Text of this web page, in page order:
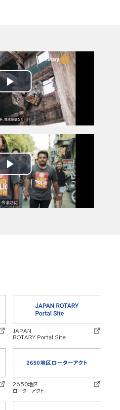
JAPAN
ROTARY Portal Site
2650地区
ローターアクト